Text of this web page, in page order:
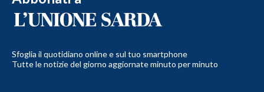
Sfoglia il quotidiano online e sul tuo smartphone
Tutte le notizie del giorno aggiornate minuto per minuto